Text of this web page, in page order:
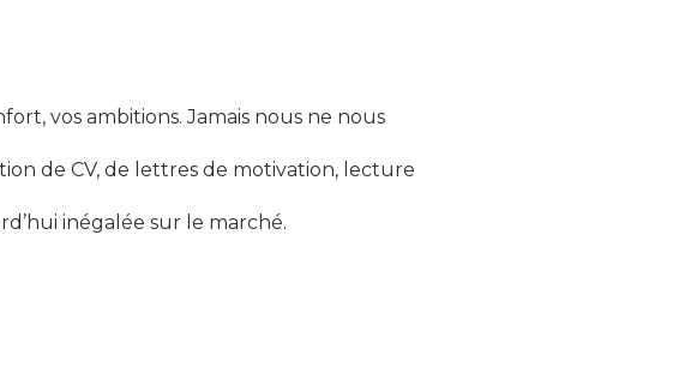
vos ambitions. Jamais nous ne nous
de CV, de lettres de motivation, lecture
inégalée sur le marché.